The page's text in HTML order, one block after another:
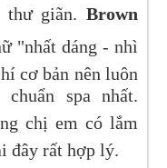
giãn. Brown
"nhất dáng - nhì
cơ bản nên luôn
spa nhất.
chị em có lắm
đây rất hợp lý.